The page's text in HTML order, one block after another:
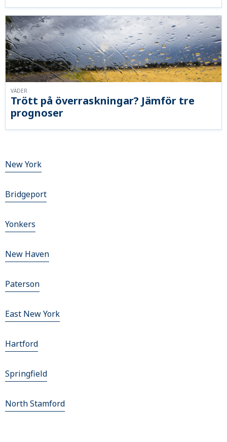
Trött på överraskningar? Jämför tre
prognoser
VÄDER
New York
Bridgeport
Yonkers
New Haven
Paterson
East New York
Hartford
Springfield
North Stamford